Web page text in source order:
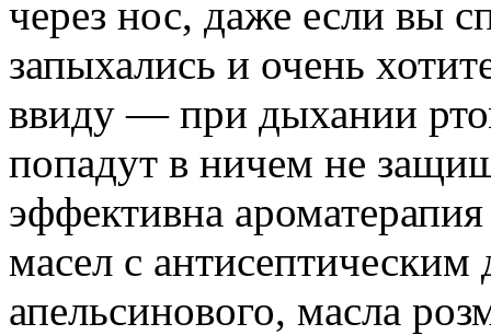
через нос, даже если вы
запыхались и очень
ввиду — при дыхании
попадут в ничем не
эффективна
масел с
апельсинового, масла